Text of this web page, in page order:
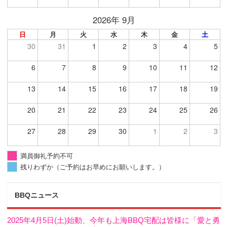
2026年 9月
日 月 火 水 木 金 土
30 31 1 2 3 4 5
6 7 8 9 10 11 12
13 14 15 16 17 18 19
20 21 22 23 24 25 26
27 28 29 30 1 2 3
満員御礼予約不可
残りわずか（ご予約はお早めにお願いします。）
BBQニュース
2025年4月5日(土)始動、今年も上海BBQ宅配は皆様に「愛と勇